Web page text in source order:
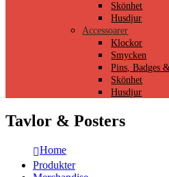
Skönhet
Husdjur
Accessoarer
Klockor
Smycken
Pins, Badges
Skönhet
Husdjur
Tavlor & Posters
Home
Produkter